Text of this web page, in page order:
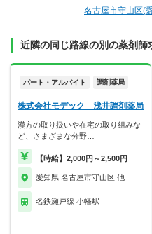
名古屋市守山区(
近隣の同じ路線の別の薬剤師
パート・アルバイト 調剤薬局
株式会社モデック 浅井調剤薬局
漢方の取り扱いや在宅の取り組みな
ど、さまざまな分野…
【時給】2,000円～2,500円
愛知県 名古屋市守山区 他
名鉄瀬戸線 小幡駅